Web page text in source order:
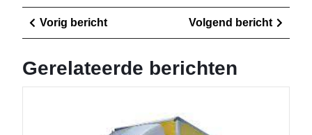
Berichtnavigatie
Vorig berichtVorig
bericht
Volgend bericht
bericht
Gerelateerde berichten